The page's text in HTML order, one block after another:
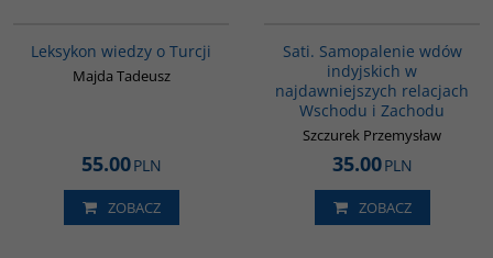
Leksykon wiedzy o Turcji
Majda Tadeusz
55.00PLN
ZOBACZ
Sati. Samopalenie wdów
indyjskich w
najdawniejszych relacjach
Wschodu i Zachodu
Szczurek Przemysław
35.00PLN
ZOBACZ